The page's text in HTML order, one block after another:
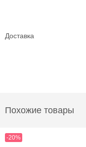
Доставка
Похожие товары
-20%